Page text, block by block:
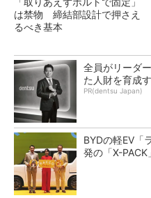
は禁物 締結部設計で押さえ
るべき基本
全員がリーダ
た人財を育成
PR(dentsu Japan)
BYDの軽EV「
発の「X-